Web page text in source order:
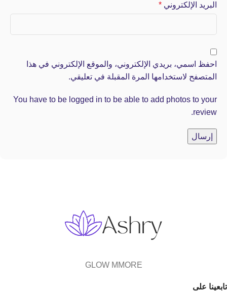
البريد الإلكتروني *
احفظ اسمي، بريدي الإلكتروني، والموقع الإلكتروني في هذا
المتصفح لاستخدامها المرة المقبلة في تعليقي.
You have to be logged in to be able to add photos to your
review.
GLOW MMORE
تابعينا على